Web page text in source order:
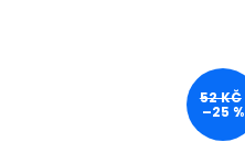
52 KČ
–25 %